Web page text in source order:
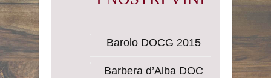
Barolo DOCG 2015
Barbera d’Alba DOC